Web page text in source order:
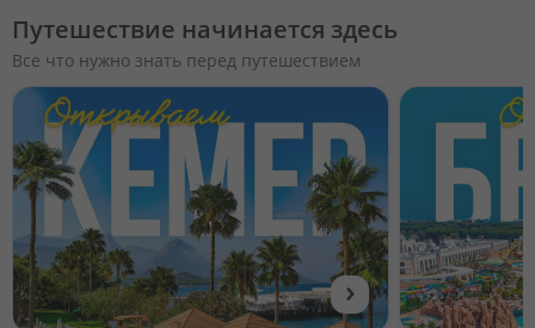
Путешествие начинается здесь
Все что нужно знать перед путешествием
›